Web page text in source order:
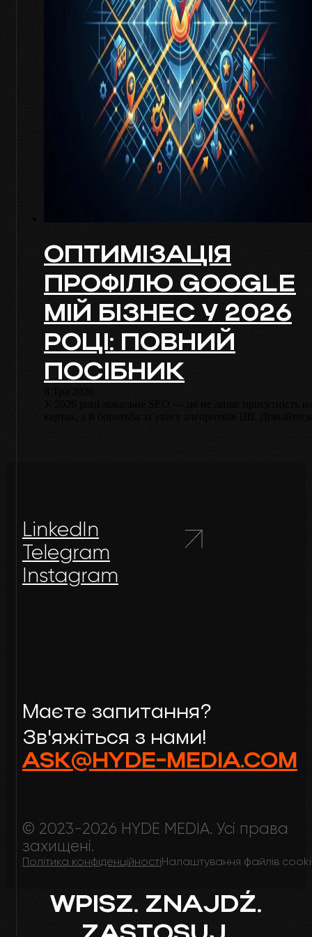
ОПТИМІЗАЦІЯ
ПРОФІЛЮ GOOGLE
МІЙ БІЗНЕС У 2026
РОЦІ: ПОВНИЙ
ПОСІБНИК
LinkedIn
Telegram
Instagram
Маєте запитання?
Зв'яжіться з нами!
ASK@HYDE-MEDIA.COM
© 2023-2026 HYDE MEDIA. Усі права
захищені.
Політика конфіденційностіНалаштування файлів
WPISZ. ZNAJDŹ.